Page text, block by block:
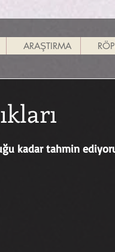
kadar tahmin
ARAŞTIRMA